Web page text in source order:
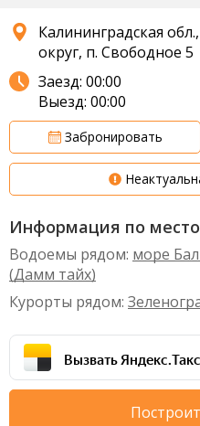
Калининградская
округ, п. Свободное 5
Заезд: 00:00
Выезд: 00:00
Забронировать
Информация по
Водоемы рядом: море
(Дамм тайх)
Курорты рядом:
Вызвать